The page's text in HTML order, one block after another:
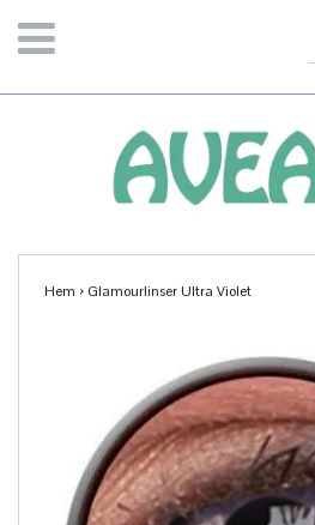
Hem › Glamourlinser Ultra Violet